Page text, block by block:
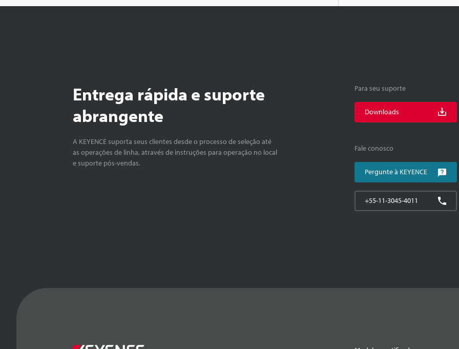
Entrega rápida e suporte
abrangente
A KEYENCE suporta seus clientes desde o processo de seleção até
as operações de linha, através de instruções para operação no local
e suporte pós-vendas.
Para seu suporte
Downloads
Fale conosco
Pergunte à KEYENCE
+55-11-3045-4011